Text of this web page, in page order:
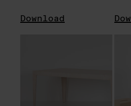
Download